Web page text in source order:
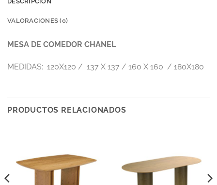
VALORACIONES (0)
MESA DE COMEDOR CHANEL
MEDIDAS: 120X120 / 137 X 137 / 160 X 160 / 180X180
PRODUCTOS RELACIONADOS